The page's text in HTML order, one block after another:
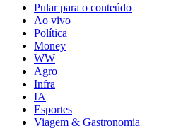
Pular para o conteúdo
Ao vivo
Política
Money
WW
Agro
Infra
IA
Esportes
Viagem & Gastronomia